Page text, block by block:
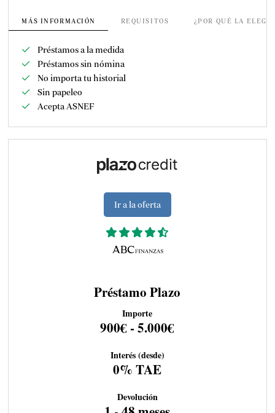
MÁS INFORMACIÓN REQUISITOS ¿POR QUÉ LA
Préstamos a la medida
Préstamos sin nómina
No importa tu historial
Sin papeleo
Acepta ASNEF
Ir a la oferta
Préstamo Plazo
Importe
900€ - 5.000€
Interés (desde)
0% TAE
Devolución